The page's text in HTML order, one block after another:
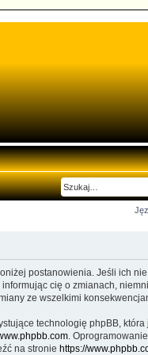
postanowienia. Jeśli ich
cię o zmianach,
ze wszelkimi
technologię phpBB,
.
na stronie https://